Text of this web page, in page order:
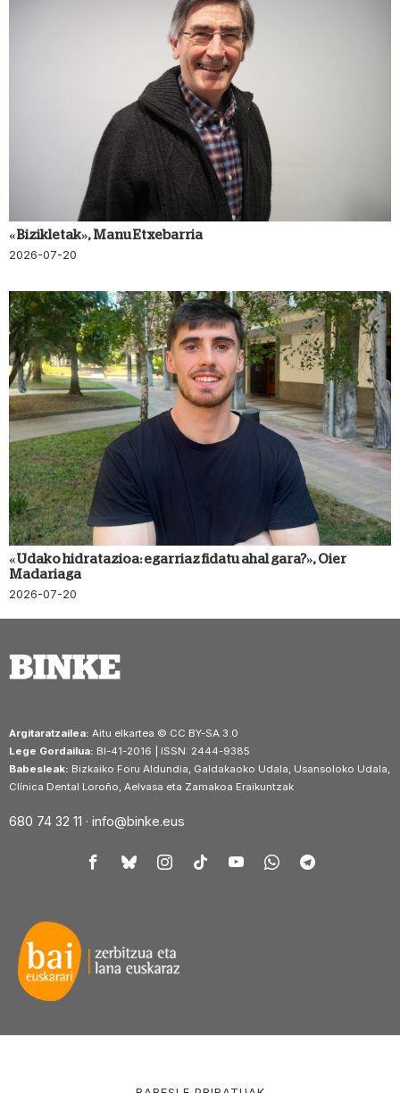
«Bizikletak», Manu Etxebarria
2026-07-20
«Udako hidratazioa: egarriaz fidatu ahal gara?», Oier
Madariaga
2026-07-20
Argitaratzailea: Aitu elkartea © CC BY-SA 3.0
Lege Gordailua: BI-41-2016 | ISSN: 2444-9385
Babesleak: Bizkaiko Foru Aldundia, Galdakaoko Udala, Usansoloko Udala,
Clínica Dental Loroño, Aelvasa eta Zamakoa Eraikuntzak
680 74 32 11 · info@binke.eus